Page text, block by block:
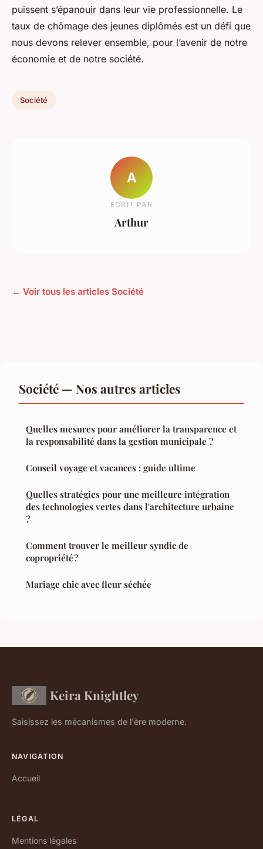
puissent s’épanouir dans leur vie professionnelle. Le
taux de chômage des jeunes diplômés est un défi que
nous devons relever ensemble, pour l’avenir de notre
économie et de notre société.
Société
A
ECRIT PAR
Arthur
← Voir tous les articles Société
Société — Nos autres articles
Quelles mesures pour améliorer la transparence et
la responsabilité dans la gestion municipale ?
Conseil voyage et vacances : guide ultime
Quelles stratégies pour une meilleure intégration
des technologies vertes dans l'architecture urbaine
?
Comment trouver le meilleur syndic de
copropriété ?
Mariage chic avec fleur séchée
Keira Knightley
Saisissez les mécanismes de l'ère moderne.
NAVIGATION
Accueil
LÉGAL
Mentions légales